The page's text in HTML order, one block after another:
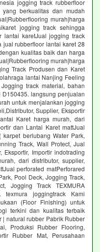
jogging track rubberfloor
berkualitas dan mudah
murah|harga
jogging track sehingga
lantai karetJual jogging track
rubberfloor lantai karet 28
kualitas baik dan harga
murah|harga
Track Produsen dan Karet
lantai Nanjing Feeling
track material, bahan
langsung penjualan
untuk menjalankan jogging
Supplier, Eksportir
Karet harga murah, dari
dan Lantai Karet mattJual
berlubang Water Park,
Track, Wall Protect, Jual
Eksportir, Importir indotrading
dari distributor, supplier,
perforated matPerforared
Pool Deck, Jogging Track,
Jogging Track TEXMURA
texmura joggingtrack Kami
(Floor Finishing) untuk
terkini dan kualitas terbaik
| natural rubber Pabrik Rubber
Produksi Rubber Flooring,
Rubber Mat, Perusahaan